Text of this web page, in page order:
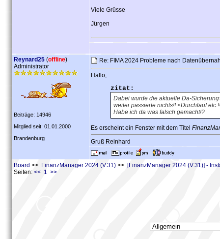
Viele Grüsse
Jürgen
Reynard25 (offline)
Administrator
Beiträge: 14946
Mitglied seit: 01.01.2000
Brandenburg
Re: FIMA 2024 Probleme nach
Hallo,
zitat:
Dabei wurde die aktuelle Da-
weiter passierte nichts!! <Durchlauf
Habe ich da was falsch gemacht!?
Es erscheint ein Fenster mit dem Titel
Gruß Reinhard
Board >> FinanzManager 2024 (V.31) >> [FinanzManager 2024 (V.31)] -
Seiten: << 1 >>